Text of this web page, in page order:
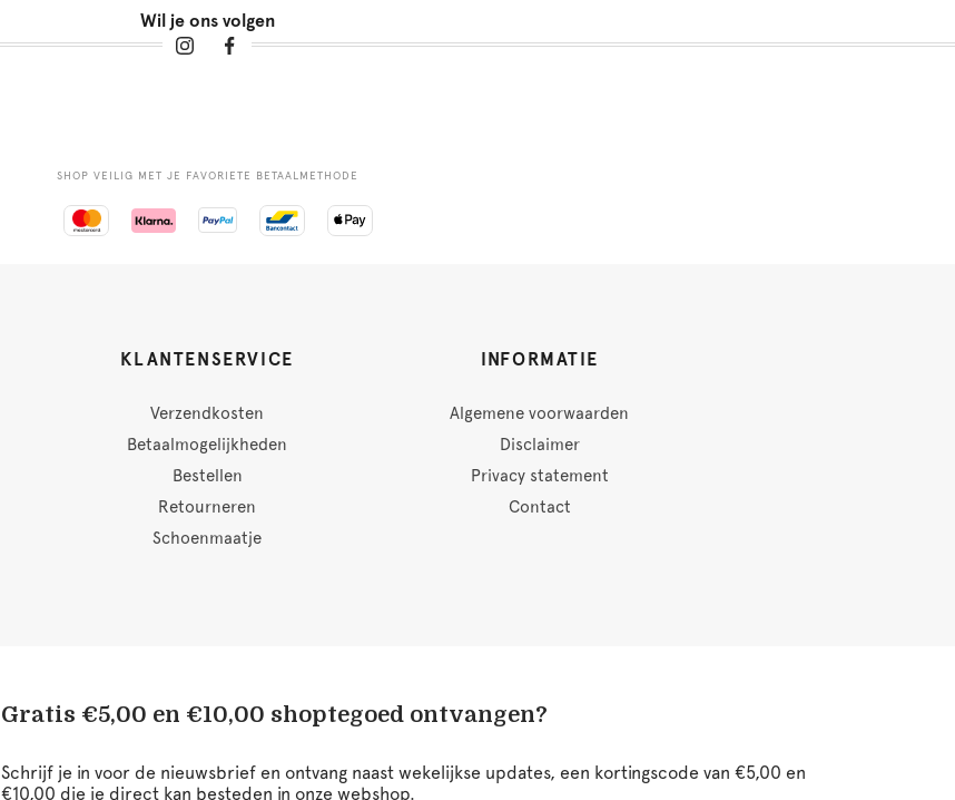
Wil je ons volgen
SHOP VEILIG MET JE FAVORIETE BETAALMETHODE
KLANTENSERVICE
Verzendkosten
Betaalmogelijkheden
Bestellen
Retourneren
Schoenmaatje
INFORMATIE
Algemene voorwaarden
Disclaimer
Privacy statement
Contact
Gratis €5,00 en €10,00 shoptegoed ontvangen?
Schrijf je in voor de nieuwsbrief en ontvang naast wekelijkse updates, een kortingscode van €5,00 en
€10,00 die je direct kan besteden in onze webshop.